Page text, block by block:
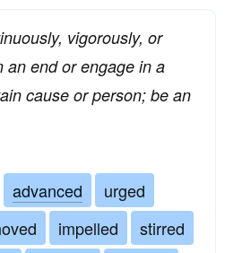
vigorously, or
an end or engage in a
cause or person; be an
advanced
urged
impelled
stirred